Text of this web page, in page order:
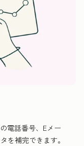
電話番号、Eメー
を補完できます。